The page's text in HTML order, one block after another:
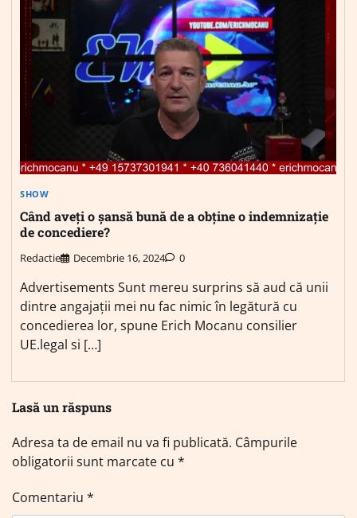
SHOW
Când aveți o șansă bună de a obține o indemnizație
de concediere?
Redactie Decembrie 16, 2024 0
Advertisements Sunt mereu surprins să aud că unii
dintre angajații mei nu fac nimic în legătură cu
concedierea lor, spune Erich Mocanu consilier
UE.legal si […]
Lasă un răspuns
Adresa ta de email nu va fi publicată. Câmpurile
obligatorii sunt marcate cu *
Comentariu *